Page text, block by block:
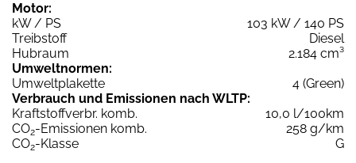
Motor:
kW / PS
103 kW / 140 PS
Treibstoff
Diesel
Hubraum
2.184 cm³
Umweltnormen:
Umweltplakette
4 (Green)
Verbrauch und Emissionen nach WLTP:
Kraftstoffverbr. komb.
10,0 l/100km
CO2-Emissionen komb.
258 g/km
CO2-Klasse
G